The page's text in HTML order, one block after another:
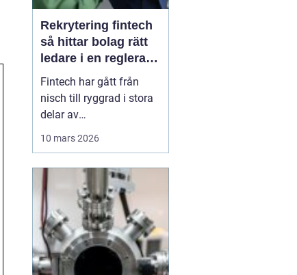
Rekrytering fintech
så hittar bolag rätt
ledare i en reglerad
tillväxtbransch
Fintech har gått från
nisch till ryggrad i stora
delar av
banker och skapar helt
nya affärsmodeller.
Samtidigt ökar kraven
från både kunder,
investerare och
myndigheter. I den här
10 mars 2026